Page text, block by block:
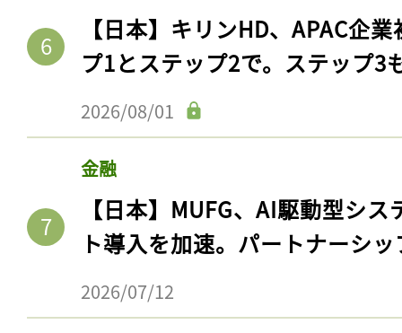
【日本】キリンHD、APAC企
プ1とステップ2で。ステップ3
2026/08/01
金融
【日本】MUFG、AI駆動型シ
ト導入を加速。パートナーシ
2026/07/12